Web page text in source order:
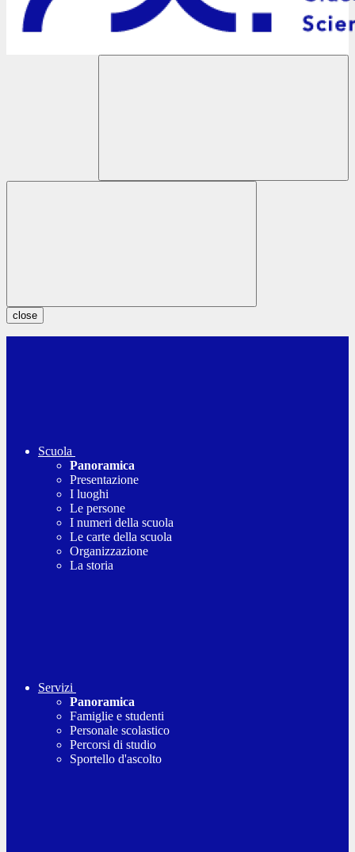
close
Scuola
Panoramica
Presentazione
I luoghi
Le persone
I numeri della scuola
Le carte della scuola
Organizzazione
La storia
Servizi
Panoramica
Famiglie e studenti
Personale scolastico
Percorsi di studio
Sportello d'ascolto